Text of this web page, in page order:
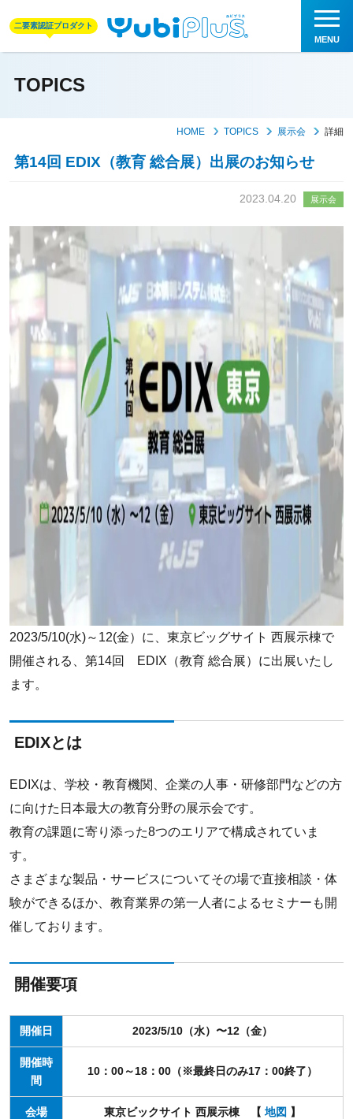
二要素認証プロダクト
TOPICS
HOME TOPICS 展示会 詳細
第14回 EDIX（教育 総合展）出展のお知らせ
2023.04.20 展示会
2023/5/10(水)～12(金）に、東京ビッグサイト 西展示棟で
開催される、第14回 EDIX（教育 総合展）に出展いたし
ます。
EDIXとは
EDIXは、学校・教育機関、企業の人事・研修部門などの方
に向けた日本最大の教育分野の展示会です。
教育の課題に寄り添った8つのエリアで構成されていま
す。
さまざまな製品・サービスについてその場で直接相談・体
験ができるほか、教育業界の第一人者によるセミナーも開
催しております。
開催要項
開催日 2023/5/10（水）〜12（金）
開催時
間
10：00～18：00（※最終日のみ17：00終了）
会場 東京ビックサイト 西展示棟 【地図 】